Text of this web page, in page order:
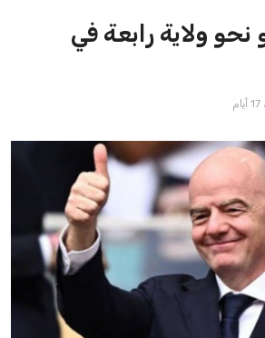
إنفانتينو يخطو نحو ولاية رابعة في رئاسة فيفا
عمر إبراهيم